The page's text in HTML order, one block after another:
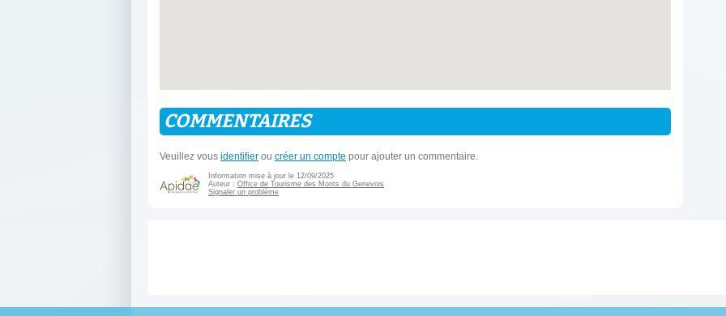
COMMENTAIRES
Veuillez vous identifier ou créer un compte pour ajouter un commentaire.
Information mise à jour le 12/09/2025
Auteur : Office de Tourisme des Monts du Genevois
Signaler un problème